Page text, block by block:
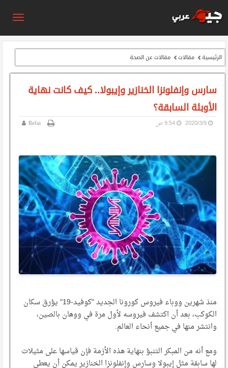
الرئيسية مقالات مقالات عن الصحة
سارس وإنفلونزا الخنازير وإيبولا.. كيف كانت نهاية
الأوبئة السابقة؟
Refai 9‏/3‏/2020 9:54 ص
منذ شهرين ووباء فيروس كورونا الجديد "كوفيد-19" يؤرق سكان
الكوكب، بعد أن اكتشف فيروسه لأول مرة في ووهان بالصين،
وانتشر منها في جميع أنحاء العالم.
ومع أنه من المبكر التنبؤ بنهاية هذه الأزمة فإن قياسها على مثيلات
لها سابقة مثل إيبولا وسارس وإنفلونزا الخنازير يمكن أن يعطي